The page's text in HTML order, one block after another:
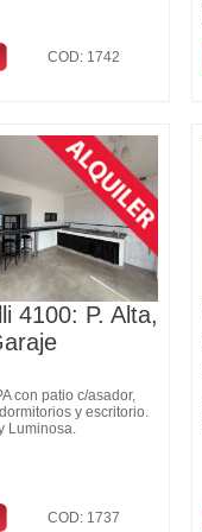
COD: 1742
4100: P. Alta,
con patio c/asador,
y escritorio.
Luminosa.
COD: 1737